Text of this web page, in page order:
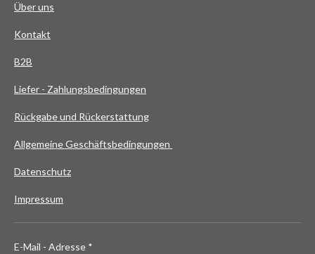
Über uns
Kontakt
B2B
Liefer - Zahlungsbedingungen
Rückgabe und Rückerstattung
Allgemeine Geschäftsbedingungen
Datenschutz
Impressum
E-Mail - Adresse *